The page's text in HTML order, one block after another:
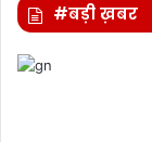
#बड़ी ख़बर